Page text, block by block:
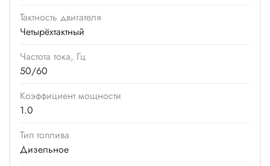
Тактность двигателя
Четырёхтактный
Частота тока, Гц
50/60
Коэффициент мощности
1.0
Тип топлива
Дизельное